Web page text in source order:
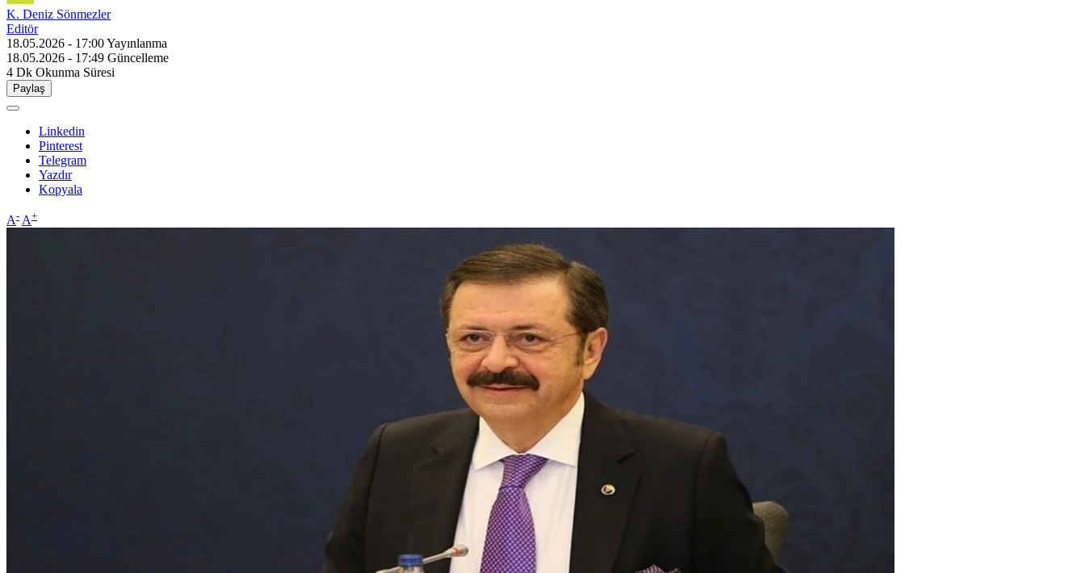
K. Deniz Sönmezler
Editör
18.05.2026 - 17:00Yayınlanma
18.05.2026 - 17:49 Güncelleme
4 Dk Okunma Süresi
Paylaş
Linkedin
Pinterest
Telegram
Yazdır
Kopyala
A- A+